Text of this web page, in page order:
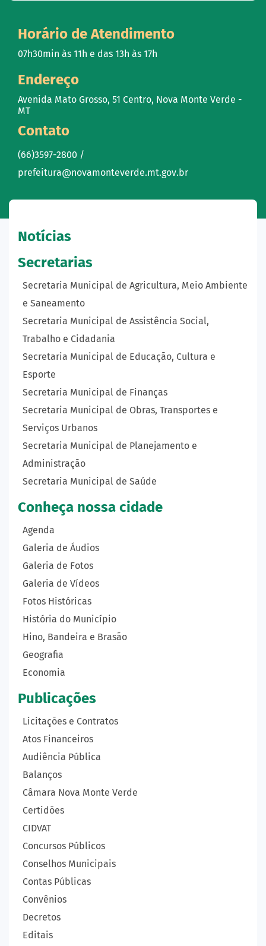
Horário de Atendimento
07h30min às 11h e das 13h às 17h
Endereço
Avenida Mato Grosso, 51 Centro, Nova Monte Verde -
MT
Contato
(66)3597-2800 /
prefeitura@novamonteverde.mt.gov.br
Notícias
Secretarias
Secretaria Municipal de Agricultura, Meio Ambiente
e Saneamento
Secretaria Municipal de Assistência Social,
Trabalho e Cidadania
Secretaria Municipal de Educação, Cultura e
Esporte
Secretaria Municipal de Finanças
Secretaria Municipal de Obras, Transportes e
Serviços Urbanos
Secretaria Municipal de Planejamento e
Administração
Secretaria Municipal de Saúde
Conheça nossa cidade
Agenda
Galeria de Áudios
Galeria de Fotos
Galeria de Vídeos
Fotos Históricas
História do Município
Hino, Bandeira e Brasão
Geografia
Economia
Publicações
Licitações e Contratos
Atos Financeiros
Audiência Pública
Balanços
Câmara Nova Monte Verde
Certidões
CIDVAT
Concursos Públicos
Conselhos Municipais
Contas Públicas
Convênios
Decretos
Editais